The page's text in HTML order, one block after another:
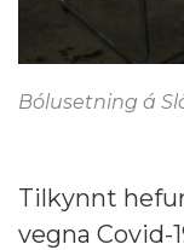
Bólusetning á
Tilkynnt
vegna Covid-